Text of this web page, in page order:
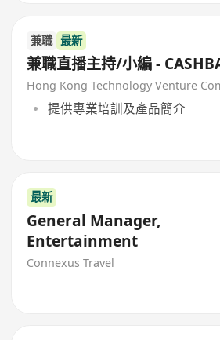
兼職 最新
兼職直播主持/小編 -
提供專業培訓及產品簡介
最新
General Manager,
Entertainment
Connexus Travel